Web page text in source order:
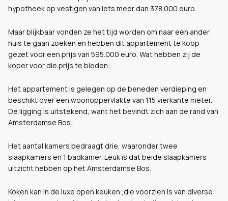
hypotheek op vestigen van iets meer dan 378.000 euro.
Maar blijkbaar vonden ze het tijd worden om naar een ander
huis te gaan zoeken en hebben dit appartement te koop
gezet voor een prijs van 595.000 euro. Wat hebben zij de
koper voor die prijs te bieden:
Het appartement is gelegen op de beneden verdieping en
beschikt over een woonoppervlakte van 115 vierkante meter.
De ligging is uitstekend, want het bevindt zich aan de rand van
Amsterdamse Bos.
Het aantal kamers bedraagt drie, waaronder twee
slaapkamers en 1 badkamer. Leuk is dat beide slaapkamers
uitzicht hebben op het Amsterdamse Bos.
Koken kan in de luxe open keuken ,die voorzien is van diverse